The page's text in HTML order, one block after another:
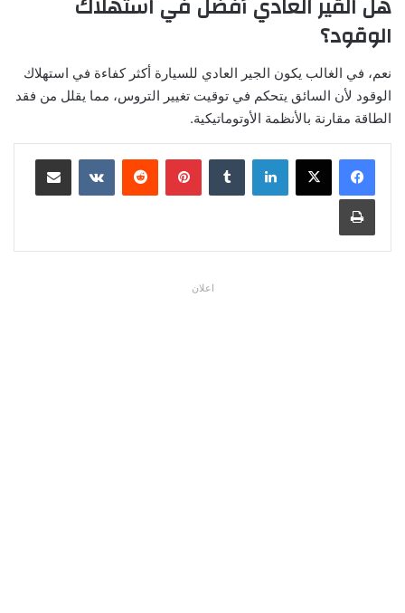
الوقود؟
نعم، في الغالب يكون الجير العادي للسيارة أكثر كفاءة في استهلاك
الوقود لأن السائق يتحكم في توقيت تغيير التروس، مما يقلل من فقد
الطاقة مقارنة بالأنظمة الأوتوماتيكية.
لينكدإن بينتيريست مشاركة عبر البريد
طباعة
اعلان